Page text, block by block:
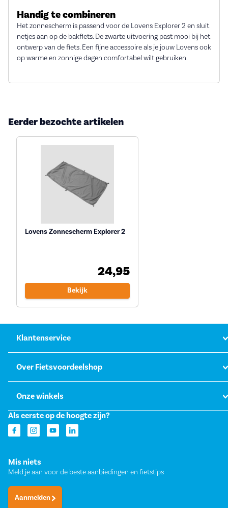
Handig te combineren
Het zonnescherm is passend voor de Lovens Explorer 2 en sluit
netjes aan op de bakfiets. De zwarte uitvoering past mooi bij het
ontwerp van de fiets. Een fijne accessoire als je jouw Lovens ook
op warme en zonnige dagen comfortabel wilt gebruiken.
Eerder bezochte artikelen
Lovens Zonnescherm Explorer 2
24,95
Bekijk
Klantenservice
Over Fietsvoordeelshop
Onze winkels
Als eerste op de hoogte zijn?
Mis niets
Meld je aan voor de beste aanbiedingen en fietstips
Aanmelden